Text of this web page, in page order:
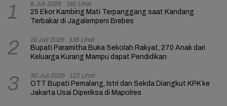
1 8 Juli 2026 160 Lihat
25 Ekor Kambing Mati Terpanggang saat Kandang
Terbakar di Jagalempeni Brebes
2 15 Juli 2026 135 Lihat
Bupati Paramitha Buka Sekolah Rakyat, 270 Anak dari
Keluarga Kurang Mampu dapat Pendidikan
3 30 Juli 2026 122 Lihat
OTT Bupati Pemalang, Istri dan Sekda Diangkut KPK ke
Jakarta Usai Diperiksa di Mapolres